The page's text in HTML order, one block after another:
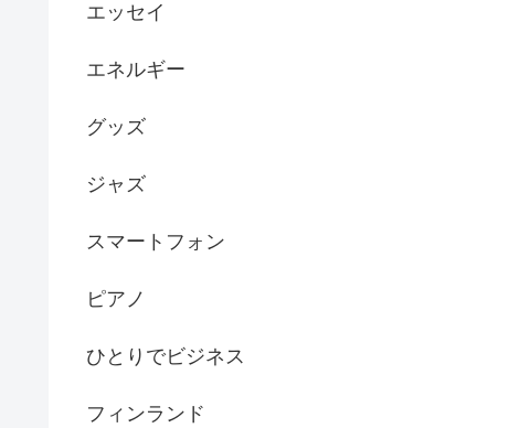
エッセイ
エネルギー
グッズ
ジャズ
スマートフォン
ピアノ
ひとりでビジネス
フィンランド